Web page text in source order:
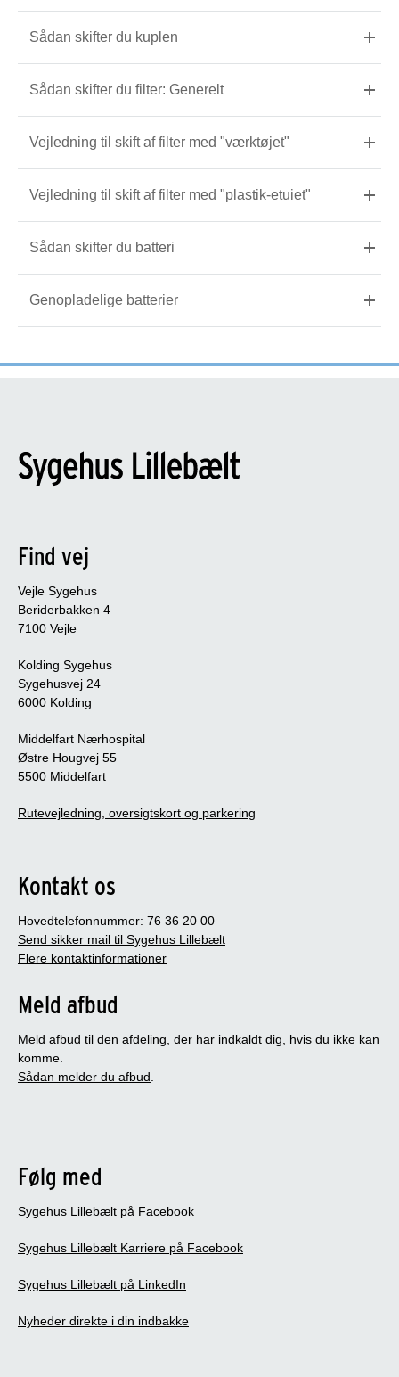
Sådan skifter du kuplen
Sådan skifter du filter: Generelt
Vejledning til skift af filter med "værktøjet"
Vejledning til skift af filter med "plastik-etuiet"
Sådan skifter du batteri
Genopladelige batterier
Find vej
Vejle Sygehus
Beriderbakken 4
7100 Vejle
Kolding Sygehus
Sygehusvej 24
6000 Kolding
Middelfart Nærhospital
Østre Hougvej 55
5500 Middelfart
Rutevejledning, oversigtskort og parkering
Kontakt os
Hovedtelefonnummer: 76 36 20 00
Send sikker mail til Sygehus Lillebælt
Flere kontaktinformationer
Meld afbud
Meld afbud til den afdeling, der har indkaldt dig, hvis du ikke kan
komme.
Sådan melder du afbud.
Følg med
Sygehus Lillebælt på Facebook
Sygehus Lillebælt Karriere på Facebook
Sygehus Lillebælt på LinkedIn
Nyheder direkte i din indbakke